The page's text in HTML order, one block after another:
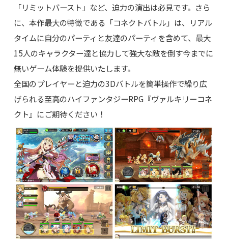
「リミットバースト」など、迫力の演出は必見です。さら
に、本作最大の特徴である「コネクトバトル」は、リアル
タイムに自分のパーティと友達のパーティを含めて、最大
15人のキャラクター達と協力して強大な敵を倒す今までに
無いゲーム体験を提供いたします。
全国のプレイヤーと迫力の3Dバトルを簡単操作で繰り広
げられる至高のハイファンタジーRPG『ヴァルキリーコネ
クト』にご期待ください！